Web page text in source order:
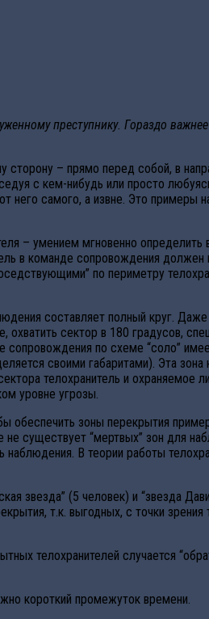
преступнику. Гораздо
– прямо перед собой, в
с кем-нибудь или просто
него самого, а извне. Это примеры
– умением мгновенно определить
в команде сопровождения
по периметру
составляет полный круг.
сектор в 180 градусов,
сопровождения по схеме “соло”
своими габаритами). Эта зона
телохранитель и охраняемое
уровне угрозы.
обеспечить зоны перекрытия
существует “мертвых” зон для
В теории работы
звезда” (5 человек) и “звезда
т.к. выгодных, с точки зрения
телохранителей случается
короткий промежуток времени.